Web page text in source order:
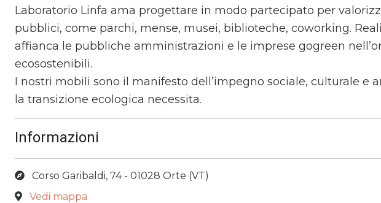
Laboratorio Linfa ama progettare in modo partecipato per
pubblici, come parchi, mense, musei, biblioteche, coworking.
affianca le pubbliche amministrazioni e le imprese gogreen
ecosostenibili.
I nostri mobili sono il manifesto dell’impegno sociale, culturale e
la transizione ecologica necessita.
Informazioni
Corso Garibaldi, 74 - 01028 Orte (VT)
Vedi mappa